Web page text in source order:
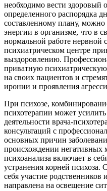
необходимо вести здоровый
определенного распорядка
составленному плану,
энергии в организме, что в
нормальной работе
психиатрическом центре
выздоровлению.
приватную
на своих пациентов и
иронии и проявления
При психозе,
психотерапии может
деятельности врача-
консультаций с
основных причин
происхождении негативных
психоанализа включает в
устранения корней психоза.
себя участие родственников
направлена на освещение